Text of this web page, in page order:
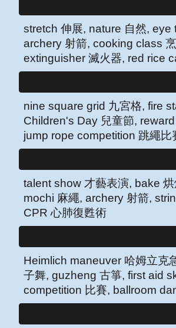
stretch 伸展, nature 自然,
archery 射箭, cooking class
extinguisher 滅火器, red rice
nine square grid 九宮格, fire
Children's Day 兒童節,
jump rope competition 跳繩
talent show 才藝表演, bake
mochi 麻繩, archery 射箭,
CPR 心肺復甦術
Heimlich maneuver 哈姆立克
子舞, guzheng 古箏, first aid
competition 比賽, ballroom